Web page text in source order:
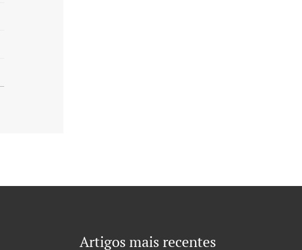
Artigos mais recentes